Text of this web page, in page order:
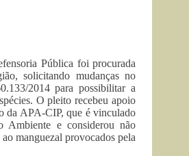
Pública foi procurada
solicitando mudanças no
2014 para possibilitar a
O pleito recebeu apoio
da APA-CIP, que é vinculado
e considerou não
manguezal provocados pela